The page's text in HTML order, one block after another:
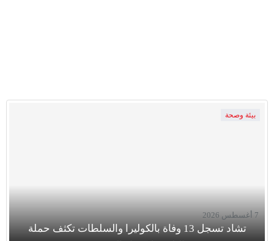
بيئة وصحة
تشاد تسجل 13 وفاة بالكوليرا والسلطات تكثف حملة
7 أغسطس 2026